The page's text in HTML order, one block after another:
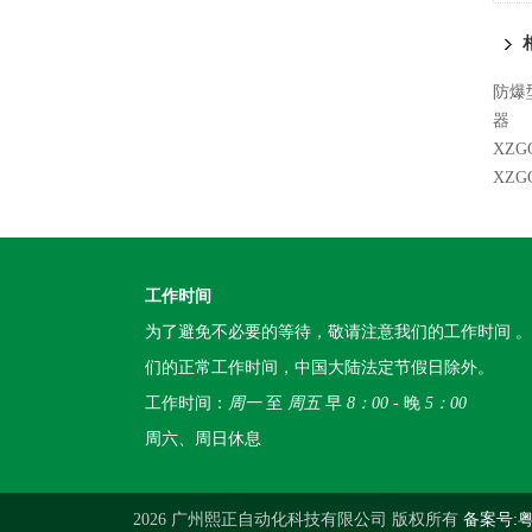
防爆
器
工作时间
为了避免不必要的等待，敬请注意我们的工作时间
们的正常工作时间，中国大陆法定节假日除外。
工作时间： 周一至 周五早 8：00 - 晚 5：00
周六、周日休息
2026 广州熙正自动化科技有限公司 版权所有 备案号: